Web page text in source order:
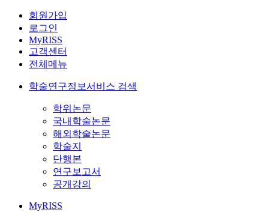
회원가입
로그인
MyRISS
고객센터
전체메뉴
학술연구정보서비스 검색
학위논문
국내학술논문
해외학술논문
학술지
단행본
연구보고서
공개강의
MyRISS